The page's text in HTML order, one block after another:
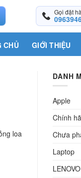
Gọi đặt
CHỦ GIỚI THIỆU
loa
DANH
Apple
Chính
Chưa
Laptop
LENOVO